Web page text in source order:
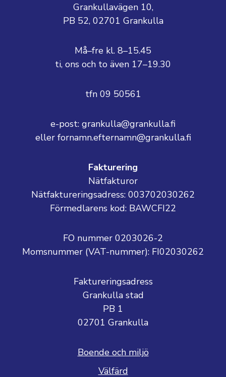
Grankullavägen 10,
PB 52, 02701 Grankulla
Må–fre kl. 8–15.45
ti, ons och to även 17–19.30
tfn 09 50561
e-post: grankulla@grankulla.fi
eller fornamn.efternamn@grankulla.fi
Fakturering
Nätfakturor
Nätfaktureringsadress: 003702030262
Förmedlarens kod: BAWCFI22
FO nummer 0203026-2
Momsnummer (VAT-nummer): FI02030262
Faktureringsadress
Grankulla stad
PB 1
02701 Grankulla
Boende och miljö
Välfärd